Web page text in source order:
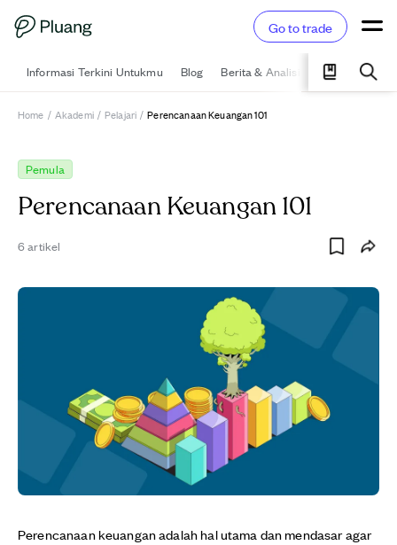
Go to trade
Informasi Terkini Untukmu Blog Berita & Analisis Pelajari
Home / Akademi / Pelajari / Perencanaan Keuangan 101
Pemula
Perencanaan Keuangan 101
6 artikel
Perencanaan keuangan adalah hal utama dan mendasar agar